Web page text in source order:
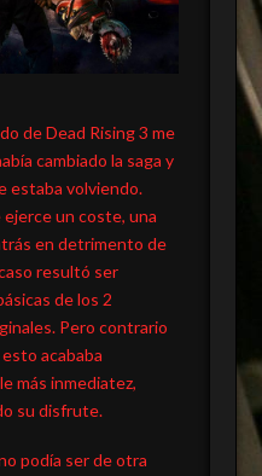
de Dead Rising 3 me
cambiado la saga y
estaba volviendo.
un coste, una
en detrimento de
resultó ser
de los 2
Pero contrario
acababa
más inmediatez,
su disfrute.
podía ser de otra